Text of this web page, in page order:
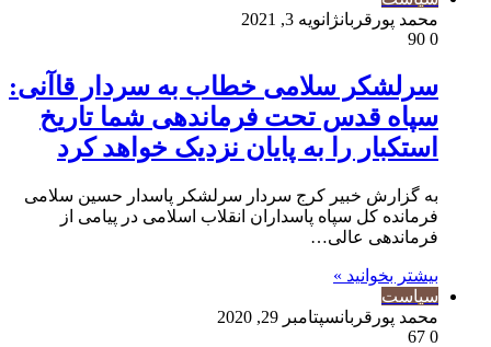
محمد پورقربانژانویه 3, 2021
0
سرلشکر سلامی خطاب به سردار قاآنی:
سپاه قدس تحت فرماندهی شما تاریخ
استکبار را به پایان نزدیک خواهد کرد
به گزارش خبیر کرج سردار سرلشکر پاسدار حسین سلامی
فرمانده کل سپاه پاسداران انقلاب اسلامی در پیامی از
فرماندهی عالی…
بیشتر بخوانید »
سیاست
محمد پورقربانسپتامبر 29, 2020
0